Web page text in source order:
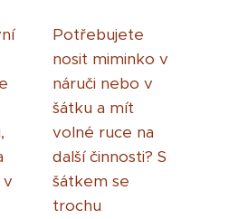
v
Potřebujete
nosit miminko v
náruči nebo v
šátku a mít
volné ruce na
další činnosti? S
šátkem se
trochu